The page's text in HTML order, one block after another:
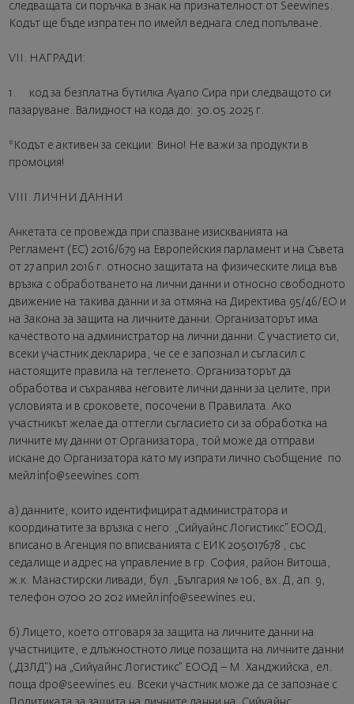
следващата си поръчка в знак на признателност от Seewines.
Кодът ще бъде изпратен по имейл веднага след попълване.
VII. НАГРАДИ:
1. код за безплатна бутилка Ayano Сира при следващото си
пазаруване. Валидност на кода до: 30.05.2025 г.
*Кодът е активен за секции: Вино! Не важи за продукти в
промоция!
VIII. ЛИЧНИ ДАННИ
Анкетата се провежда при спазване изискванията на
Регламент (ЕС) 2016/679 на Европейския парламент и на Съвета
от 27 април 2016 г. относно защитата на физическите лица във
връзка с обработването на лични данни и относно свободното
движение на такива данни и за отмяна на Директива 95/46/ЕО и
на Закона за защита на личните данни. Организаторът има
качеството на администратор на лични данни. С участието си,
всеки участник декларира, че се е запознал и съгласил с
настоящите правила на тегленето. Организаторът да
обработва и съхранява неговите лични данни за целите, при
условията и в сроковете, посочени в Правилата. Ако
участникът желае да оттегли съгласието си за обработка на
личните му данни от Организатора, той може да отправи
искане до Организатора като му изпрати лично съобщение по
мейл info@seewines.com.
a) данните, които идентифицират администратора и
координатите за връзка с него: „Сийуайнс Логистикс” ЕООД,
вписано в Агенция по вписванията с ЕИК 205017678 , със
седалище и адрес на управление в гр. София, район Витоша,
ж.к. Манастирски ливади, бул. „България № 106, вх. Д, ап. 9,
телефон 0700 20 202 имейл info@seewines.eu;
б) Лицето, което отговаря за защита на личните данни на
участниците, е длъжностното лице позащита на личните данни
(„ДЗЛД“) на „Сийуайнс Логистикс“ ЕООД – М. Ханджийска, ел.
поща dpo@seewines.eu. Всеки участник може да се запознае с